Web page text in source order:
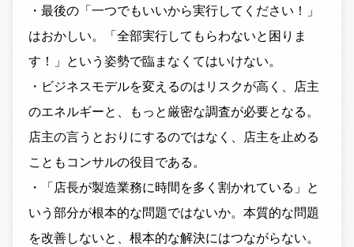
・最後の「一つでもいいから実行してください！」
はおかしい。「全部実行してもらわないと困りま
す！」という姿勢で臨まなくてはいけない。
・ビジネスモデルを変えるのはリスクが高く、店主
のエネルギーと、もっと厳密な調査が必要となる。
店主の言うとおりにするのではなく、店主を止める
こともコンサルの役目である。
・「店長が製造業務に時間を多く割かれている」と
いう部分が根本的な問題ではないか。本質的な問題
を改善しないと、根本的な解決にはつながらない。